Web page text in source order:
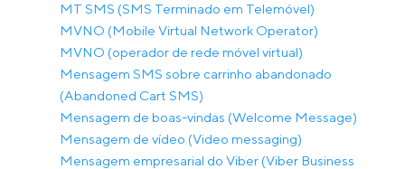
MT SMS (SMS Terminado em Telemóvel)
MVNO (Mobile Virtual Network Operator)
MVNO (operador de rede móvel virtual)
Mensagem SMS sobre carrinho abandonado
(Abandoned Cart SMS)
Mensagem de boas-vindas (Welcome Message)
Mensagem de vídeo (Video messaging)
Mensagem empresarial do Viber (Viber Business